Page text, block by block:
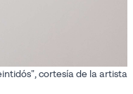
cortesía de la artista